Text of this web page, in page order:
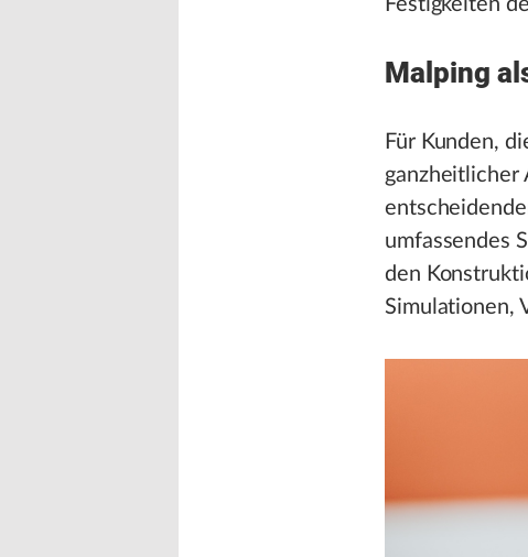
Festigkeiten
Malping
Für Kunden,
ganzheitlicher
umfassendes
den
Simulationen,